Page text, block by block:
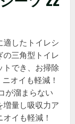
適したトイレシ
三角型トイレ
トでき、お掃除
オイも軽減！
が溜まらない
増量し吸収力ア
イも軽減！